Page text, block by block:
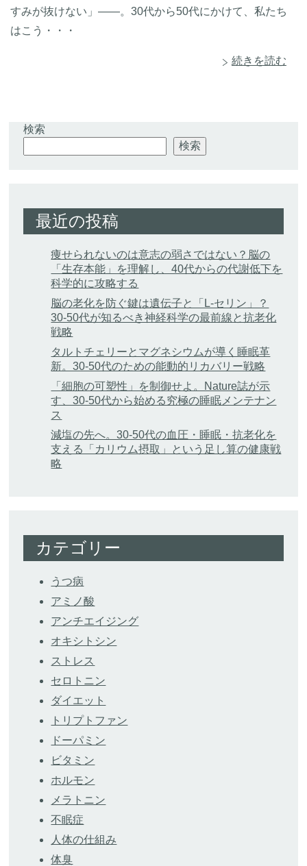
すみが抜けない」――。30代から50代にかけて、私たち
はこう・・・
続きを読む
検索
検索
最近の投稿
痩せられないのは意志の弱さではない？脳の
「生存本能」を理解し、40代からの代謝低下を
科学的に攻略する
脳の老化を防ぐ鍵は遺伝子と「L-セリン」？
30-50代が知るべき神経科学の最前線と抗老化
戦略
タルトチェリーとマグネシウムが導く睡眠革
新。30-50代のための能動的リカバリー戦略
「細胞の可塑性」を制御せよ。Nature誌が示
す、30-50代から始める究極の睡眠メンテナン
ス
減塩の先へ。30-50代の血圧・睡眠・抗老化を
支える「カリウム摂取」という足し算の健康戦
略
カテゴリー
うつ病
アミノ酸
アンチエイジング
オキシトシン
ストレス
セロトニン
ダイエット
トリプトファン
ドーパミン
ビタミン
ホルモン
メラトニン
不眠症
人体の仕組み
体臭